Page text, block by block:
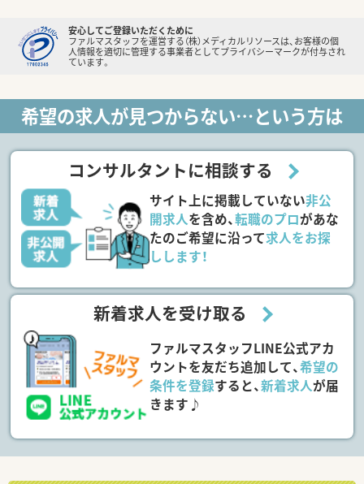
安心してご登録いただくために
ファルマスタッフを運営する（株）メディカルリソースは、お客様の個
人情報を適切に管理する事業者としてプライバシーマークが付与され
ています。
希望の求人が見つからない…という方は
コンサルタントに相談する
サイト上に掲載していない非公
開求人を含め、転職のプロがあな
たのご希望に沿って求人をお探
しします！
新着求人を受け取る
ファルマスタッフLINE公式アカ
ウントを友だち追加して、希望の
条件を登録すると、新着求人が届
きます♪